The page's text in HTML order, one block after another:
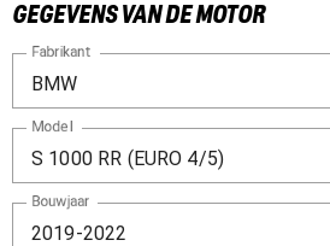
GEGEVENS VAN DE MOTOR
Fabrikant
Model
Bouwjaar